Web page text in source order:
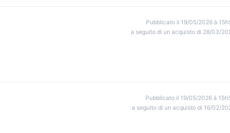
Pubblicato il 19/05/2026 à
a seguito di un acquisto di 28/03/
Pubblicato il 19/05/2026 à
a seguito di un acquisto di 16/02/